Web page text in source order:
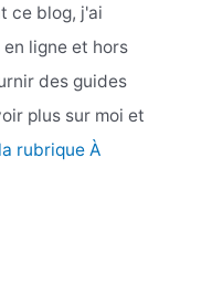
ce blog, j'ai
ligne et hors
des guides
plus sur moi et
rubrique À